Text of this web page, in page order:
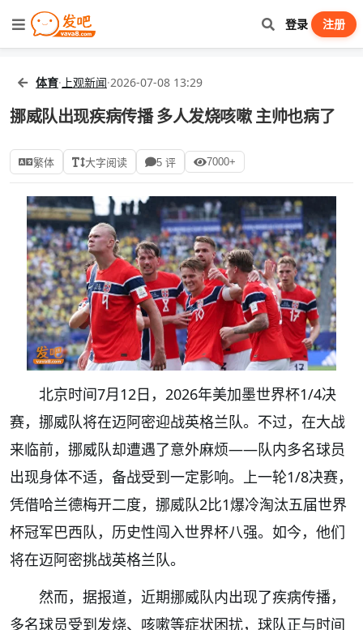
登录 注册
体育· 上观新闻·2026-07-08 13:29
挪威队出现疾病传播 多人发烧咳嗽 主帅也病了
繁体 大字阅读 5 评 7000+
北京时间7月12日，2026年美加墨世界杯1/4决
赛，挪威队将在迈阿密迎战英格兰队。不过，在大战
来临前，挪威队却遭遇了意外麻烦——队内多名球员
出现身体不适，备战受到一定影响。上一轮1/8决赛，
凭借哈兰德梅开二度，挪威队2比1爆冷淘汰五届世界
杯冠军巴西队，历史性闯入世界杯八强。如今，他们
将在迈阿密挑战英格兰队。
然而，据报道，近期挪威队内出现了疾病传播，
多名球员受到发烧、咳嗽等症状困扰，球队正与时间